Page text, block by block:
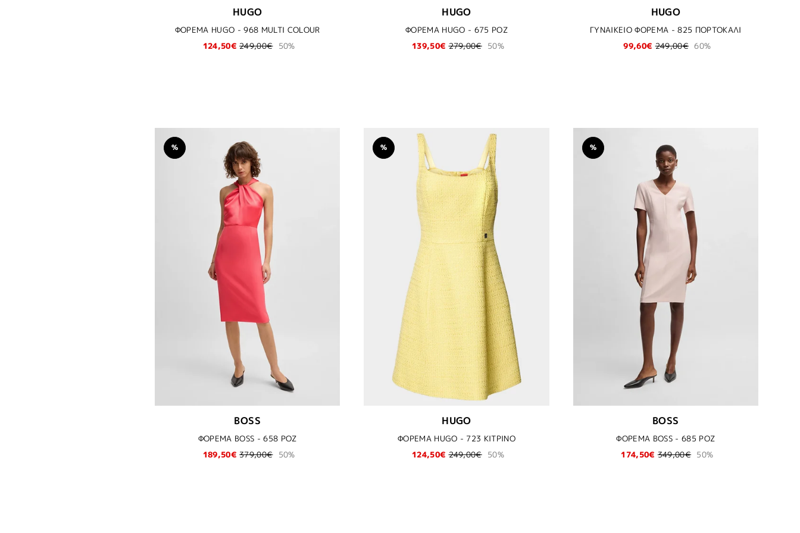
HUGO
ΦΟΡΕΜΑ HUGO - 968 MULTI COLOUR
124,50€ 249,00€ 50%
HUGO
ΦΟΡΕΜΑ HUGO - 675 ΡΟΖ
139,50€ 279,00€ 50%
HUGO
ΓΥΝΑΙΚΕΙΟ ΦΟΡΕΜΑ - 825 ΠΟΡΤΟΚΑΛΙ
99,60€ 249,00€ 60%
BOSS
ΦΟΡΕΜΑ BOSS - 658 ΡΟΖ
189,50€ 379,00€ 50%
%
HUGO
ΦΟΡΕΜΑ HUGO - 723 ΚΙΤΡΙΝΟ
124,50€ 249,00€ 50%
%
BOSS
ΦΟΡΕΜΑ BOSS - 685 ΡΟΖ
174,50€ 349,00€ 50%
%